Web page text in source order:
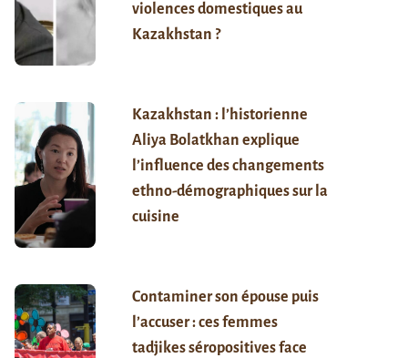
violences domestiques au
Kazakhstan ?
Kazakhstan : l’historienne
Aliya Bolatkhan explique
l’influence des changements
ethno-démographiques sur la
cuisine
Contaminer son épouse puis
l’accuser : ces femmes
tadjikes séropositives face